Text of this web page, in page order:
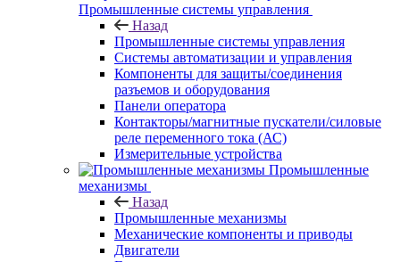
Промышленные системы управления
Назад
Промышленные системы управления
Системы автоматизации и управления
Компоненты для защиты/соединения
разъемов и оборудования
Панели оператора
Контакторы/магнитные пускатели/силовые
реле переменного тока (АС)
Измерительные устройства
Промышленные
механизмы
Назад
Промышленные механизмы
Механические компоненты и приводы
Двигатели